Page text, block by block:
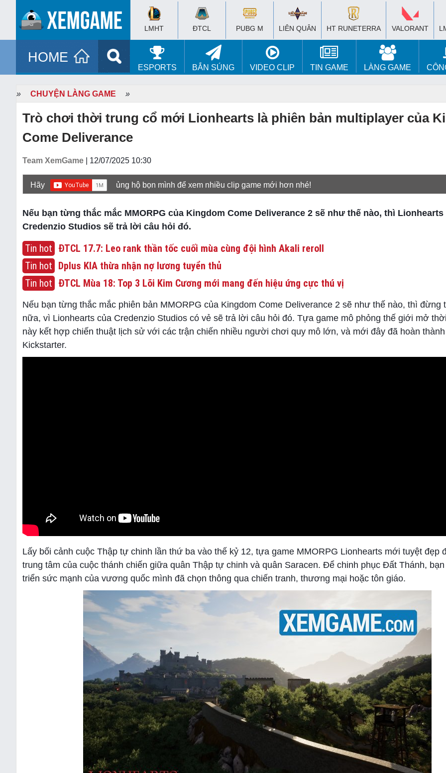
LMHT ĐTCL PUBG M LIÊN QUÂN HT RUNETERRA VALORANT
HOME
ESPORTS BẮN SÚNG VIDEO CLIP TIN GAME LÀNG GAME
» CHUYỆN LÀNG GAME »
Trò chơi thời trung cổ mới Lionhearts là phiên bản multiplayer của
Come Deliverance
Team XemGame | 12/07/2025 10:30
Hãy ủng hộ bọn mình để xem nhiều clip game mới hơn nhé!
Nếu bạn từng thắc mắc MMORPG của Kingdom Come Deliverance 2 sẽ như thế nào, thì Lionhearts
Credenzio Studios sẽ trả lời câu hỏi đó.
Tin hot ĐTCL 17.7: Leo rank thần tốc cuối mùa cùng đội hình Akali reroll
Tin hot Dplus KIA thừa nhận nợ lương tuyển thủ
Tin hot ĐTCL Mùa 18: Top 3 Lõi Kim Cương mới mang đến hiệu ứng cực thú vị
Nếu bạn từng thắc mắc phiên bản MMORPG của Kingdom Come Deliverance 2 sẽ như thế nào, thì đừng
nữa, vì Lionhearts của Credenzio Studios có vẻ sẽ trả lời câu hỏi đó. Tựa game mô phỏng thế giới mở
này kết hợp chiến thuật lịch sử với các trận chiến nhiều người chơi quy mô lớn, và mới đây đã hoàn
Kickstarter.
Lấy bối cảnh cuộc Thập tự chinh lần thứ ba vào thế kỷ 12, tựa game MMORPG Lionhearts mới tuyệt đẹp
trung tâm của cuộc thánh chiến giữa quân Thập tự chinh và quân Saracen. Để chinh phục Đất Thánh,
triển sức mạnh của vương quốc mình đã chọn thông qua chiến tranh, thương mại hoặc tôn giáo.